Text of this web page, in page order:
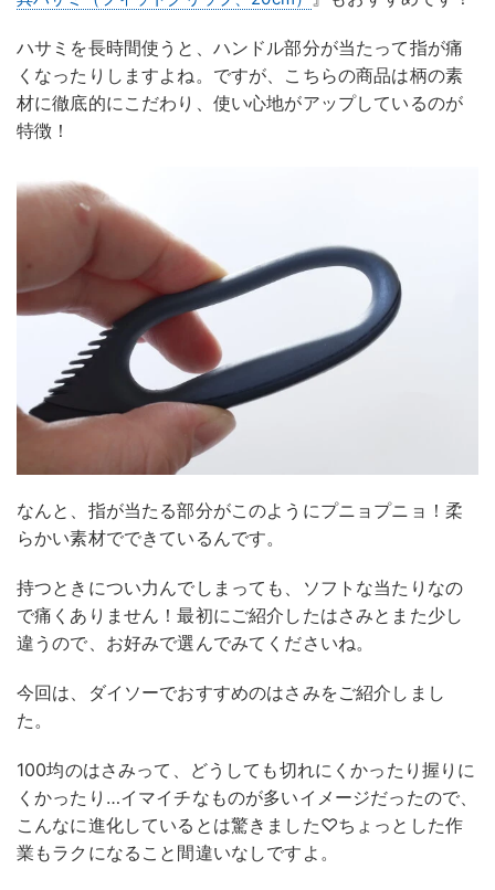
ハサミを長時間使うと、ハンドル部分が当たって指が痛
くなったりしますよね。ですが、こちらの商品は柄の素
材に徹底的にこだわり、使い心地がアップしているのが
特徴！
なんと、指が当たる部分がこのようにプニョプニョ！柔
らかい素材でできているんです。
持つときについ力んでしまっても、ソフトな当たりなの
で痛くありません！最初にご紹介したはさみとまた少し
違うので、お好みで選んでみてくださいね。
今回は、ダイソーでおすすめのはさみをご紹介しまし
た。
100均のはさみって、どうしても切れにくかったり握りに
くかったり…イマイチなものが多いイメージだったので、
こんなに進化しているとは驚きました♡ちょっとした作
業もラクになること間違いなしですよ。